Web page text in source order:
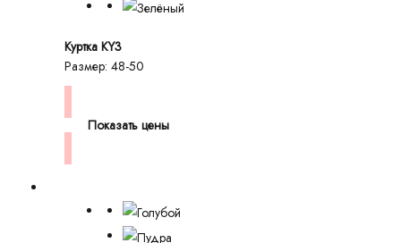
Куртка KY3
Размер: 48-50
Показать цены